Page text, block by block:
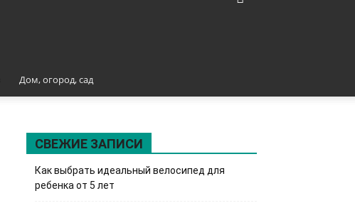
Дом, огород, сад
СВЕЖИЕ ЗАПИСИ
Как выбрать идеальный велосипед для
ребенка от 5 лет